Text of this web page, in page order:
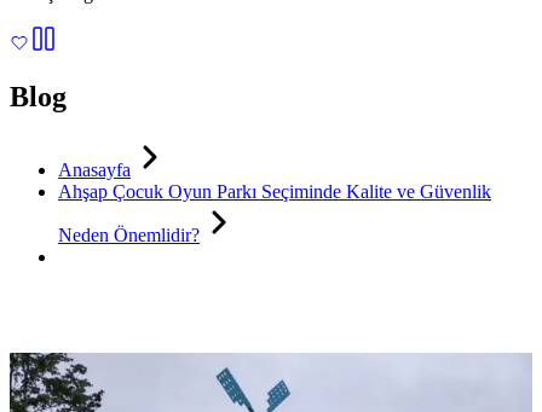
Blog
Anasayfa
Ahşap Çocuk Oyun Parkı Seçiminde Kalite ve Güvenlik
Neden Önemlidir?